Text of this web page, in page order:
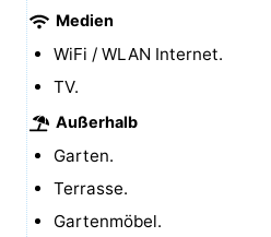
Medien
WiFi / WLAN Internet.
TV.
Außerhalb
Garten.
Terrasse.
Gartenmöbel.